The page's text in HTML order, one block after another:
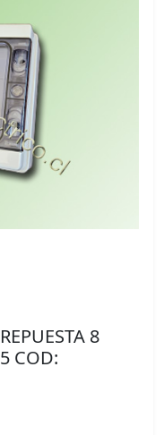
8
COD: